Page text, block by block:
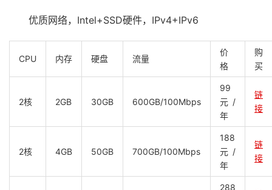
优质网络，Intel+SSD硬件，IPv4+IPv6
CPU 内存 硬盘 流量
价
格
购
买
2核 2GB 30GB 600GB/100Mbps
99
元/
年
链
接
2核 4GB 50GB 700GB/100Mbps
188
元/
年
链
接
288